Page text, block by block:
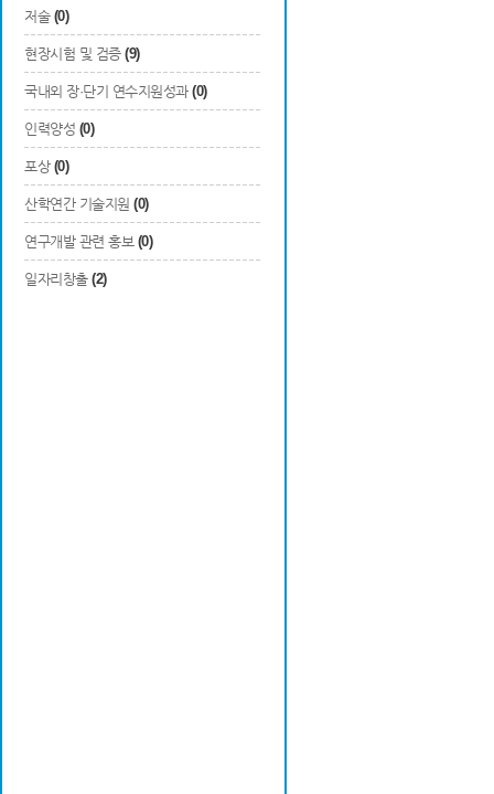
저술 (0)
현장시험 및 검증 (9)
국내외 장·단기 연수지원성과 (0)
인력양성 (0)
포상 (0)
산학연간 기술지원 (0)
연구개발 관련 홍보 (0)
일자리창출 (2)